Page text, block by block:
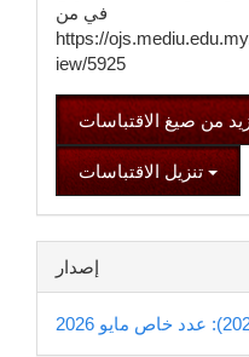
في من
https://
iew/5925
تنزيل الاقتباسات
إصدار